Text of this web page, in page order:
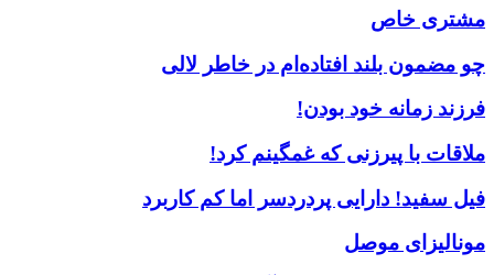
مشتری خاص
چو مضمون بلند افتاده‌ام در خاطر لالی
فرزند زمانه خود بودن!
ملاقات با پیرزنی که غمگینم کرد!
فیل سفید! دارایی پردردسر اما کم کاربرد
مونالیزای موصل